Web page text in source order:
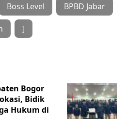
Boss Level BPBD Jabar
]
Bogor
Bidik
Hukum di